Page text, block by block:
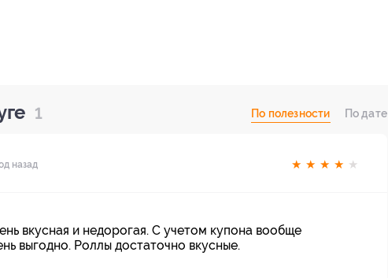
1 По полезности По дате
назад ★ ★ ★ ★ ★
вкусная и недорогая. С учетом купона вообще
выгодно. Роллы достаточно вкусные.